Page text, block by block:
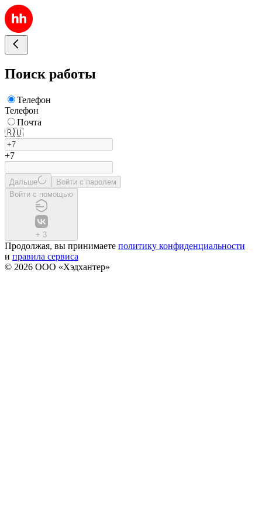
Поиск работы
Телефон
Телефон
Почта
🇷🇺
+7
Дальше
Войти с паролем
Войти с помощью
+ 3
Продолжая, вы принимаете политику конфиденциальности
и правила сервиса
© 2026 ООО «Хэдхантер»